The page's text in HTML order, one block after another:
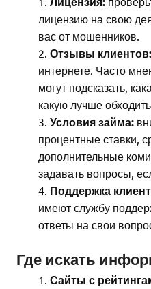
лицензию на свою
вас от мошенников.
Отзывы клиентов:
интернете. Часто
могут подсказать,
какую лучше
Условия займа:
процентные ставки,
дополнительные
задавать вопросы,
Поддержка
имеют службу
ответы на свои
Где искать
Сайты с